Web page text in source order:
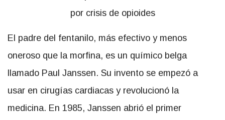
El padre del fentanilo, más efectivo y menos
oneroso que la morfina, es un químico belga
llamado Paul Janssen. Su invento se empezó a
usar en cirugías cardiacas y revolucionó la
medicina. En 1985, Janssen abrió el primer